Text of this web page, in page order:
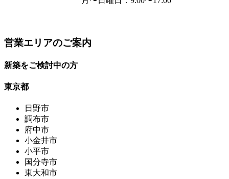
営業エリアのご案内
新築をご検討中の方
東京都
日野市
調布市
府中市
小金井市
小平市
国分寺市
東大和市